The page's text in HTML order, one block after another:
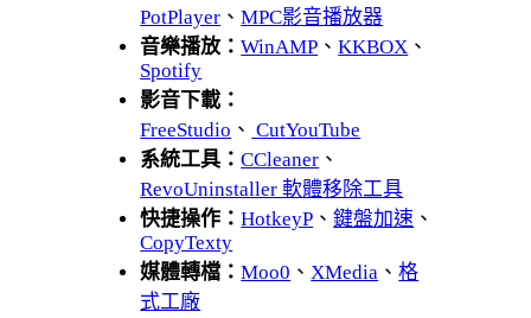
PotPlayer 、MPC影音播放器
音樂播放：WinAMP 、KKBOX 、
Spotify
影音下載：
FreeStudio 、 CutYouTube
系統工具：CCleaner 、
RevoUninstaller 軟體移除工具
快捷操作：HotkeyP 、鍵盤加速 、
CopyTexty
媒體轉檔：Moo0 、 XMedia 、格
式工廠